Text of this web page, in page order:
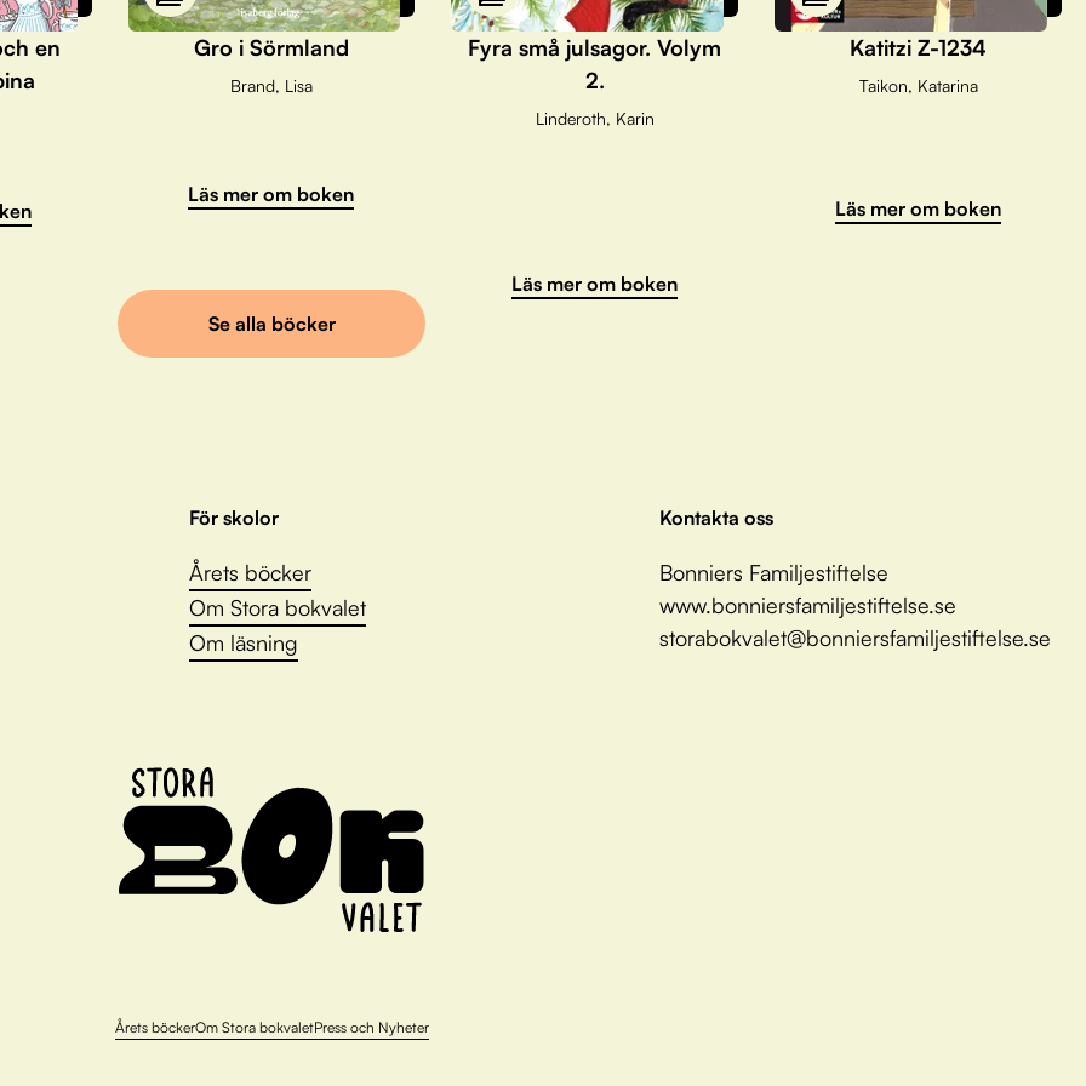
en
Gro i Sörmland
Brand, Lisa
Läs mer om boken
Fyra små julsagor. Volym
2.
Linderoth, Karin
Läs mer om boken
Katitzi Z-1234
Taikon, Katarina
Läs mer om boken
Se alla böcker
För skolor
Årets böcker
Om Stora bokvalet
Om läsning
Kontakta oss
Bonniers Familjestiftelse
www.bonniersfamiljestiftelse.se
storabokvalet@bonniersfamiljestiftelse.se
Årets böckerOm Stora bokvaletPress och Nyheter